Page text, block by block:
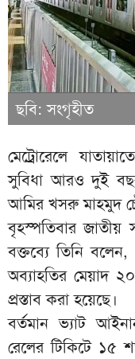
ছবি: সংগৃহীত
মেট্রোরেলে
সুবিধা আরও দুই বছর
আমির খসরু মাহমুদ
বৃহস্পতিবার জাতীয়
বক্তব্যে তিনি
অব্যাহতির মেয়াদ
প্রস্তাব করা হয়েছে।
বর্তমান ভ্যাট
রেলের টিকিটে ১৫